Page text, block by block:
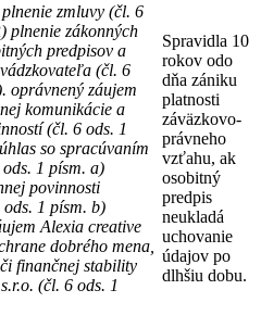
zmluvy (čl. 6
plnenie zákonných
predpisov a
(čl. 6
oprávnený záujem
komunikácie a
(čl. 6 ods. 1
so spracúvaním
1 písm. a)
povinnosti
1 písm. b)
Alexia creative
dobrého mena,
finančnej stability
(čl. 6 ods. 1
Spravidla 10
rokov odo
dňa zániku
platnosti
záväzkovo-
právneho
vzťahu, ak
osobitný
predpis
neukladá
uchovanie
údajov po
dlhšiu dobu.